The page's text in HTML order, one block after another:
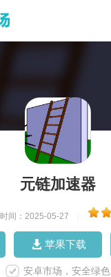
元链加速器
时间：2025-05-27
苹果下载
安卓市场，安全绿色